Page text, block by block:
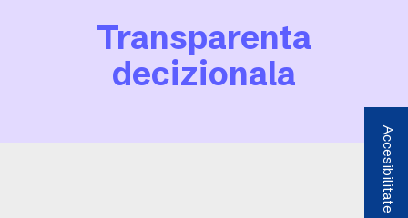
Transparenta
decizionala
Accesibilitate